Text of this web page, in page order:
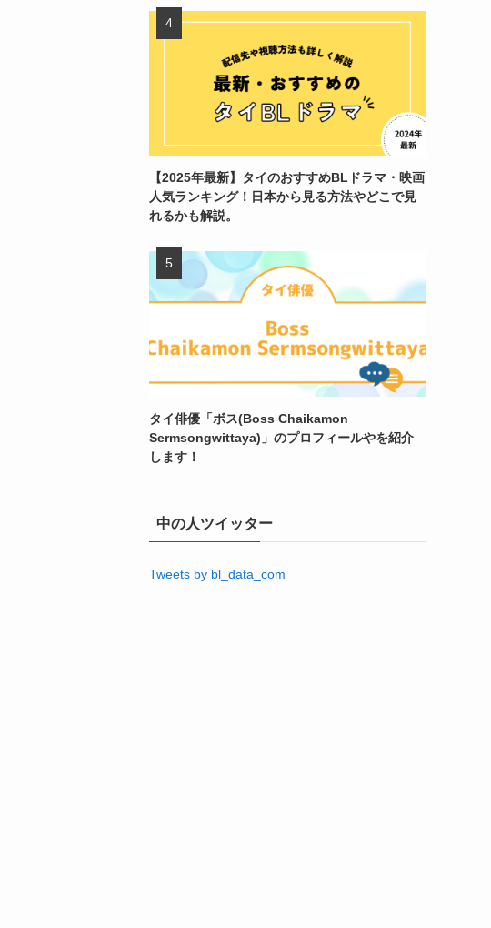
【2025年最新】タイのおすすめBLドラマ・映画
人気ランキング！日本から見る方法やどこで見
れるかも解説。
タイ俳優「ボス(Boss Chaikamon
Sermsongwittaya)」のプロフィールやを紹介
します！
中の人ツイッター
Tweets by bl_data_com